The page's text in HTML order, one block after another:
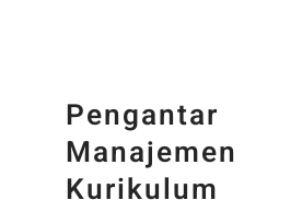
Pengantar
Manajemen
Kurikulum